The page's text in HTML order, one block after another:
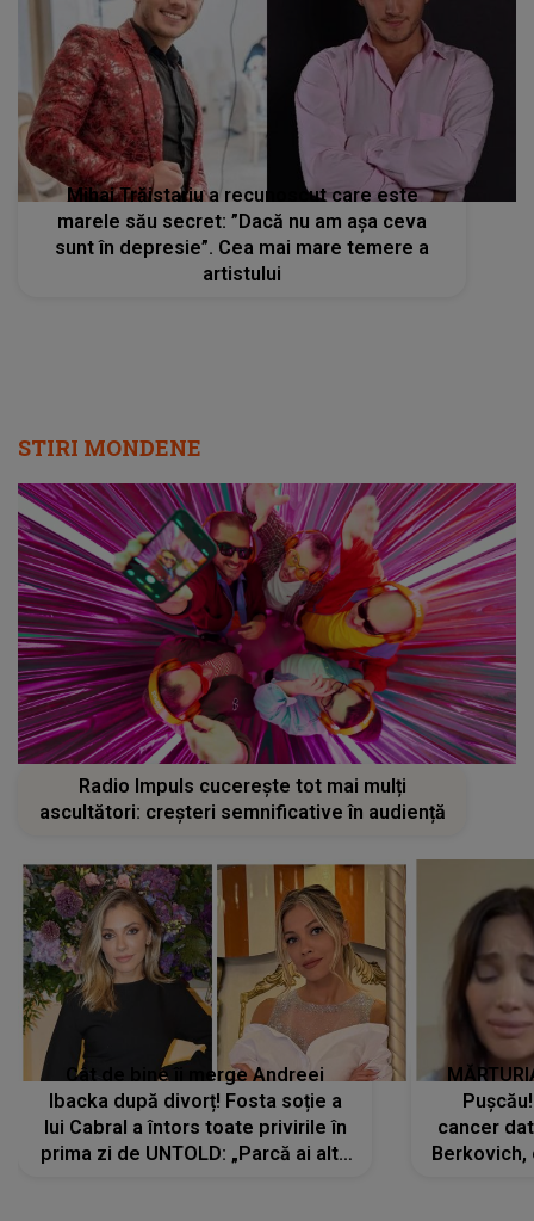
Mihai Trăistariu a recunoscut care este
marele său secret: ”Dacă nu am așa ceva
sunt în depresie”. Cea mai mare temere a
artistului
STIRI MONDENE
Radio Impuls cucerește tot mai mulți
ascultători: creșteri semnificative în audiență
Cât de bine îi merge Andreei
Ibacka după divorț! Fosta soție a
lui Cabral a întors toate privirile în
prima zi de UNTOLD: „Parcă ai altă
cancer
Berkovich,